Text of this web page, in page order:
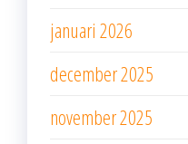
januari 2026
december 2025
november 2025